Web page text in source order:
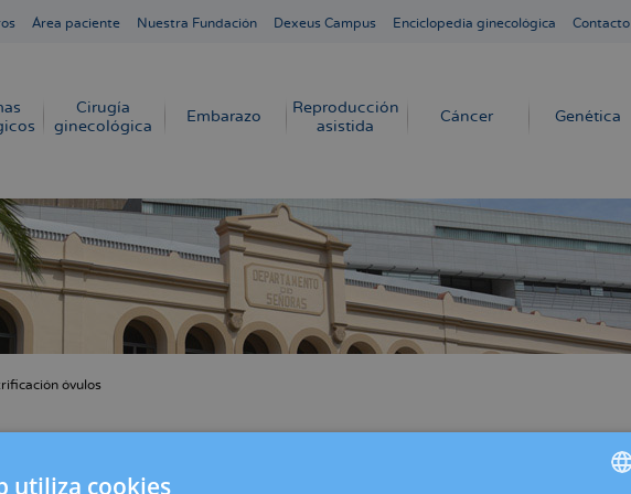
Área paciente Nuestra Fundación Dexeus Campus Enciclopedia ginecológica Contacto
Cirugía
ginecológica
Embarazo
Reproducción
asistida
Cáncer Genética
óvulos
utiliza cookies